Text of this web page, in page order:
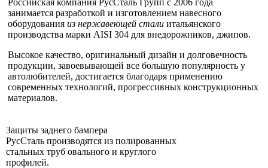
занимается разработкой и изготовлением навесного
оборудования из нержавеющей стали итальянского
производства марки AISI 304 для внедорожников, джипов.
Высокое качество, оригинальный дизайн и долговечность
продукции, завоевывающей все большую популярность у
автолюбителей, достигается благодаря применению
современных технологий, прогрессивных конструкционных
материалов.
Защиты заднего бампера
РусСталь производятся из полированных
стальных труб овального и круглого
профилей.